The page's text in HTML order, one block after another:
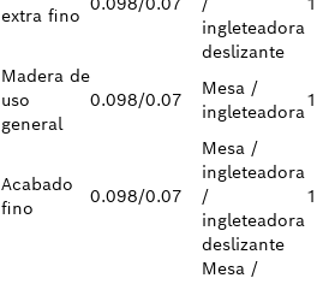
extra fino
ingleteadora
deslizante
Madera de
uso
general
0.098/0.07
Mesa /
ingleteadora
1
Acabado
fino
0.098/0.07
Mesa /
ingleteadora
/
ingleteadora
deslizante
1
Mesa /